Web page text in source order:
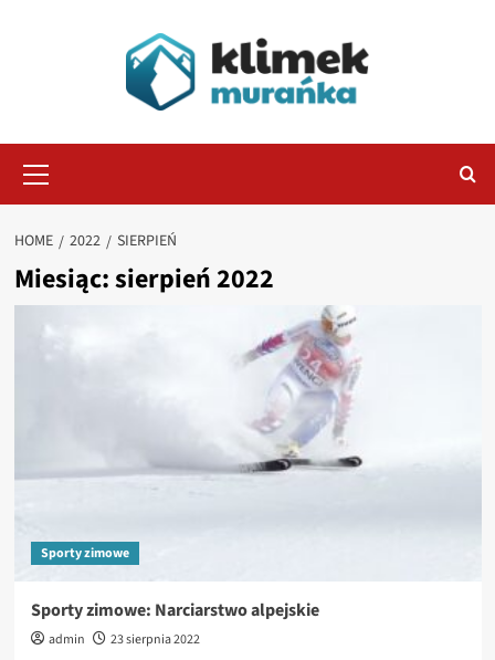
Menu
HOME 2022 SIERPIEŃ
Miesiąc:sierpień 2022
Sporty zimowe
Sporty zimowe: Narciarstwo alpejskie
admin
23 sierpnia 2022